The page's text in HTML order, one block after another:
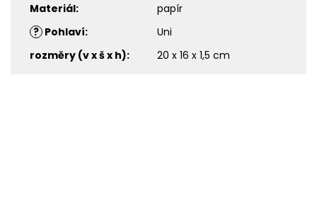
Materiál:
papír
? Pohlaví:
Uni
rozměry (v x š x h): 20 x 16 x 1,5 cm